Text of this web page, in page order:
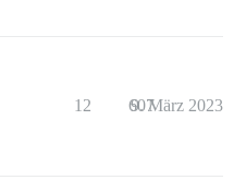
12 607
9. März 2023